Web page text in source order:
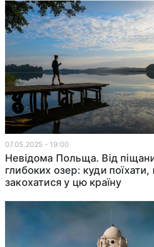
07.05.2025 - 19:00
Невідома Польща. Від
глибоких озер: куди
закохатися у цю країну